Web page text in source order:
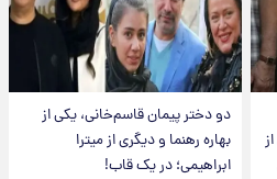
دو دختر پیمان قاسم‌خانی، یکی از
بهاره رهنما و دیگری از میترا
ابراهیمی؛ در یک قاب!